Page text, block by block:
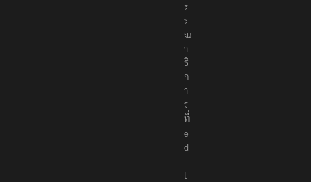
ร
ร
ณ
า
ธิ
ก
า
ร
ที่
e
d
i
t